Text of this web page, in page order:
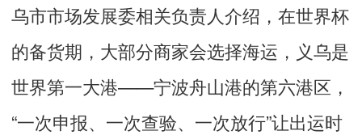
乌市市场发展委相关负责人介绍，在世界杯
的备货期，大部分商家会选择海运，义乌是
世界第一大港——宁波舟山港的第六港区，
“一次申报、一次查验、一次放行”让出运时